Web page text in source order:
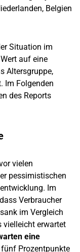
Belgien
Situation im
auf eine
Altersgruppe,
Im Folgenden
des Reports
vielen
pessimistischen
Im
Verbraucher
im Vergleich
vielleicht erwartet
eine
fünf Prozentpunkte